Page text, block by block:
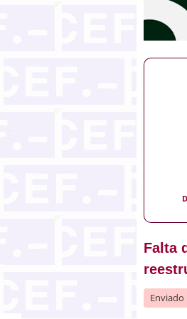
Falta